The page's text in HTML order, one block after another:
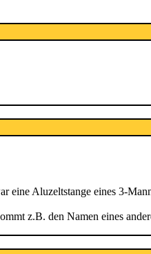
eine Aluzeltstange eines 3-
z.B. den Namen eines